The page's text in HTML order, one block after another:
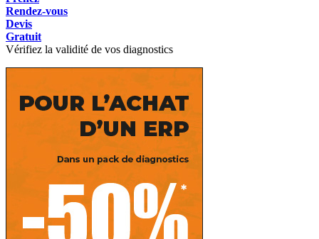
Rendez-vous
Devis
Gratuit
Vérifiez la validité de vos diagnostics